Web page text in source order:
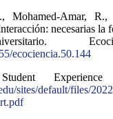
Mohamed-Amar,
necesarias la
ecociencia.50.144
sites/default/files/